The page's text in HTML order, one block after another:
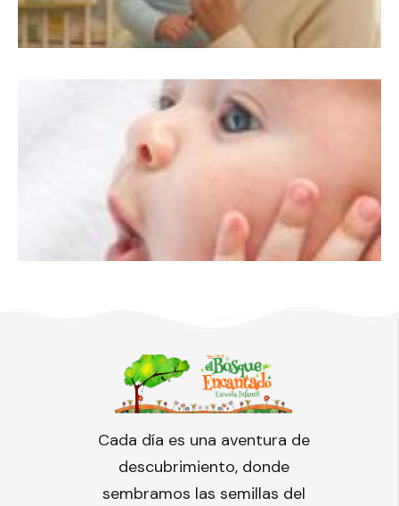
Cada día es una aventura de
descubrimiento, donde
sembramos las semillas del